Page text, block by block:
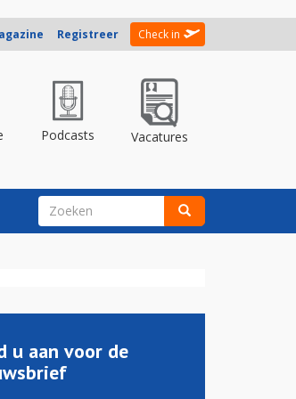
Registreer Check in
Podcasts Vacatures
ZOEKVELD
u aan voor de